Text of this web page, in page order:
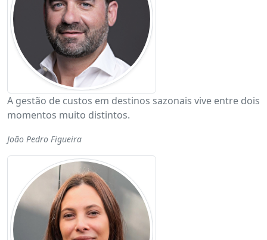
A gestão de custos em destinos sazonais vive entre dois
momentos muito distintos.
João Pedro Figueira